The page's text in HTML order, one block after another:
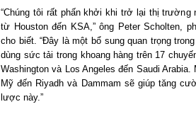
“Chúng tôi rất phấn khởi khi trở lại thị
từ Houstonđến KSA,” ông Peter Scholten,
cho biết. “Đây là một bổ sung quan trọng
dùng sức tải trong khoang hàng trên 17
Washington và Los Angeles đến Saudi Arabia.
Mỹ đến Riyadh và Dammam sẽ giúp tăng
lược này.”